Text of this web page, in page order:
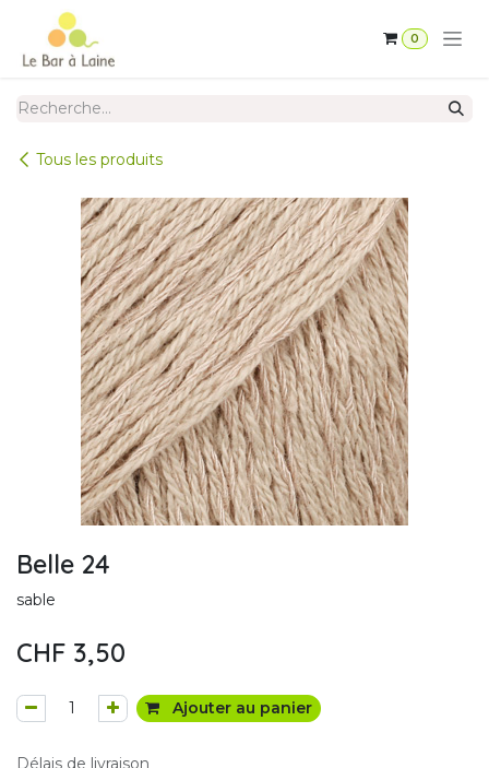
Se rendre au contenu
0
Tous les produits
Belle 24
sable
CHF 3,50
Ajouter au panier
Délais de livraison